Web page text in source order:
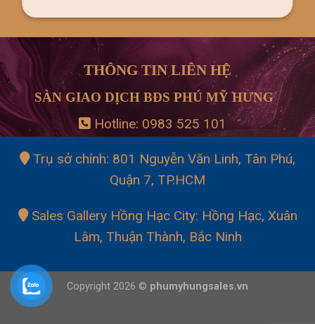
THÔNG TIN LIÊN HỆ
SÀN GIAO DỊCH BĐS PHÚ MỸ HƯNG
Hotline: 0983 525 101
Trụ sở chính: 801 Nguyễn Văn Linh, Tân Phú,
Quận 7, TP.HCM
Sales Gallery Hồng Hạc City: Hồng Hạc, Xuân
Lâm, Thuận Thành, Bắc Ninh
Copyright 2026 © phumyhungsales.vn